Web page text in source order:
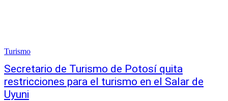
Turismo
Secretario de Turismo de Potosí quita
restricciones para el turismo en el Salar de
Uyuni